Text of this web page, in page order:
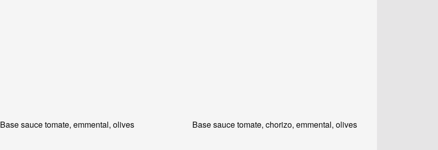
Base sauce tomate, emmental, olives Base sauce tomate, chorizo, emmental, olives